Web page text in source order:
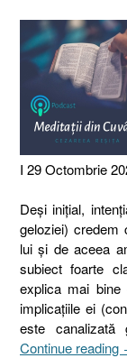
I 29 Octombrie
Deși inițial,
geloziei) credem
lui și de aceea
subiect foarte
explica mai
implicațiile ei
este canalizată
Continue reading